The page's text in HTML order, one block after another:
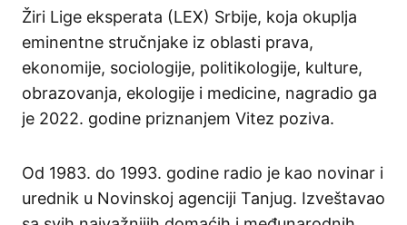
Žiri Lige eksperata (LEX) Srbije, koja okuplja
eminentne stručnjake iz oblasti prava,
ekonomije, sociologije, politikologije, kulture,
obrazovanja, ekologije i medicine, nagradio ga
je 2022. godine priznanjem Vitez poziva.
Od 1983. do 1993. godine radio je kao novinar i
urednik u Novinskoj agenciji Tanjug. Izveštavao